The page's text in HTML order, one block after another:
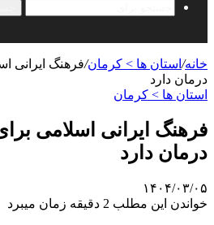
خانه/ استان ها > کرمان/فرهنگ ایرانی
درمان دارد
استان ها > کرمان
فرهنگ ایرانی اسلامی
درمان دارد
۱۴۰۴/۰۳/۰۵
خواندن این مطلب 2 دقیقه زمان میبرد